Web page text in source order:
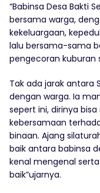
“Babinsa Desa Bakti
bersama warga,
kekeluargaan,
lalu bersama-sama
pengecoran kuburan
Tak ada jarak antara
dengan warga. Ia
sepert ini, dirinya
kebersamaan
binaan. Ajang
baik antara babinsa
kenal mengenal
baik”ujarnya.